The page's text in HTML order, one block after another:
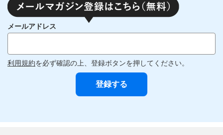
メールアドレス
利用規約を必ず確認の上、登録ボタンを押してください。